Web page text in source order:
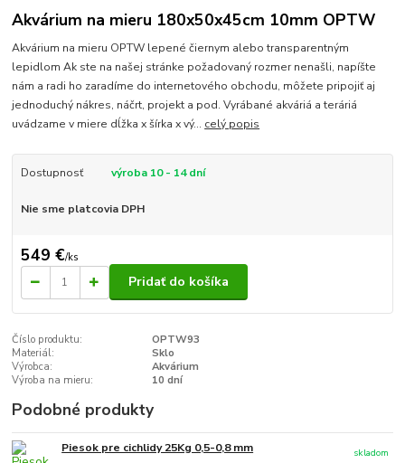
Akvárium na mieru 180x50x45cm 10mm OPTW
Akvárium na mieru OPTW lepené čiernym alebo transparentným
lepidlom Ak ste na našej stránke požadovaný rozmer nenašli, napíšte
nám a radi ho zaradíme do internetového obchodu, môžete pripojiť aj
jednoduchý nákres, náčrt, projekt a pod. Vyrábané akváriá a teráriá
uvádzame v miere dĺžka x šírka x vý... celý popis
Dostupnosť výroba 10 - 14 dní
Nie sme platcovia DPH
549 €/ks
Pridať do košíka
Číslo produktu:
OPTW93
Materiál:
Sklo
Výrobca:
Akvárium
Výroba na mieru:
10 dní
Podobné produkty
Piesok pre cichlidy 25Kg 0,5-0,8 mm
skladom